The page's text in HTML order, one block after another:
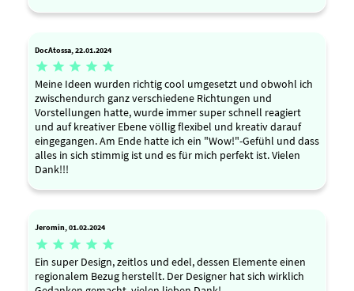
DocAtossa, 22.01.2024
    
Meine Ideen wurden richtig cool umgesetzt und obwohl ich
zwischendurch ganz verschiedene Richtungen und
Vorstellungen hatte, wurde immer super schnell reagiert
und auf kreativer Ebene völlig flexibel und kreativ darauf
eingegangen. Am Ende hatte ich ein "Wow!"-Gefühl und dass
alles in sich stimmig ist und es für mich perfekt ist. Vielen
Dank!!!
Jeromin, 01.02.2024
    
Ein super Design, zeitlos und edel, dessen Elemente einen
regionalem Bezug herstellt. Der Designer hat sich wirklich